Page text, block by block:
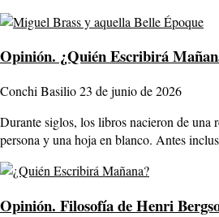
Opinión. ¿Quién Escribirá
Conchi Basilio23 de junio de 2026
Durante siglos, los libros nacieron de una
persona y una hoja en blanco. Antes
Opinión. Filosofía de Henri